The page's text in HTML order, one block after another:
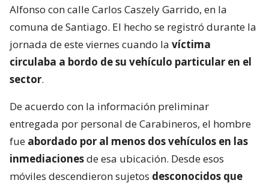
Alfonso con calle Carlos Caszely Garrido, en la
comuna de Santiago. El hecho se registró durante la
jornada de este viernes cuando la víctima
circulaba a bordo de su vehículo particular en el
sector.
De acuerdo con la información preliminar
entregada por personal de Carabineros, el hombre
fue abordado por al menos dos vehículos en las
inmediacionesde esa ubicación. Desde esos
móviles descendieron sujetos desconocidos que